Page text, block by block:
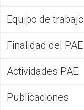
Programas
ATD
Documentos
CFP
Equipo de trabajo
Finalidad del PAE
Actividades PAE
Publicaciones